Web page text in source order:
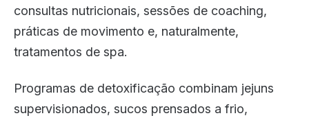
consultas nutricionais, sessões de coaching,
práticas de movimento e, naturalmente,
tratamentos de spa.
Programas de detoxificação combinam jejuns
supervisionados, sucos prensados a frio,